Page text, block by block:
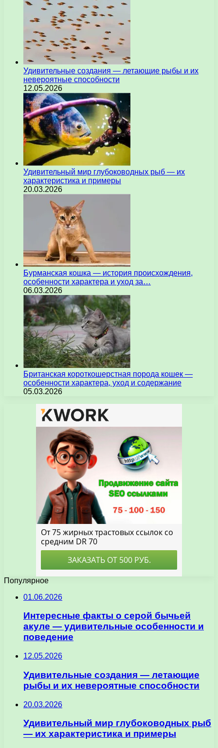
Удивительные создания — летающие рыбы и их
невероятные способности
12.05.2026
Удивительный мир глубоководных рыб — их
характеристика и примеры
20.03.2026
Бурманская кошка — история происхождения,
особенности характера и уход за…
06.03.2026
Британская короткошерстная порода кошек —
особенности характера, уход и содержание
05.03.2026
Популярное
01.06.2026
Интересные факты о серой бычьей
акуле — удивительные особенности и
поведение
12.05.2026
Удивительные создания — летающие
рыбы и их невероятные способности
20.03.2026
Удивительный мир глубоководных рыб
— их характеристика и примеры